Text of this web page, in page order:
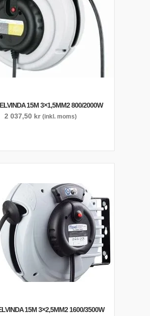
15M 3×1,5MM2 800/2000W
2 037,50 kr (inkl. moms)
15M 3×2,5MM2 1600/3500W